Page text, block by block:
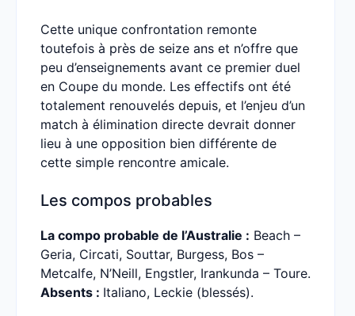
Cette unique confrontation remonte
toutefois à près de seize ans et n’offre que
peu d’enseignements avant ce premier duel
en Coupe du monde. Les effectifs ont été
totalement renouvelés depuis, et l’enjeu d’un
match à élimination directe devrait donner
lieu à une opposition bien différente de
cette simple rencontre amicale.
Les compos probables
La compo probable de l’Australie : Beach –
Geria, Circati, Souttar, Burgess, Bos –
Metcalfe, N’Neill, Engstler, Irankunda – Toure.
Absents : Italiano, Leckie (blessés).